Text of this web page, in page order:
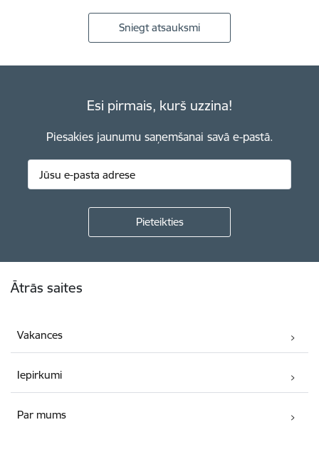
Sniegt atsauksmi
Esi pirmais, kurš uzzina!
Piesakies jaunumu saņemšanai savā e-pastā.
Ātrās saites
Vakances
Iepirkumi
Par mums